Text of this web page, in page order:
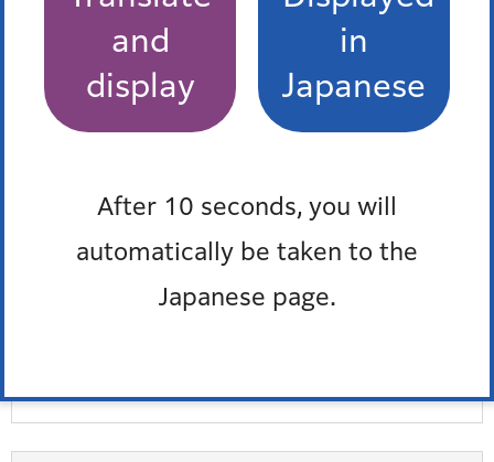
and
display
in
Japanese
After 10 seconds, you will
automatically be taken to the
Japanese page.
このページを見た人はこんなページも見て
います
令和11年度）
秋の水泳教室（学校屋内プール）
民間フィットネス施設を活用したスポーツ教室